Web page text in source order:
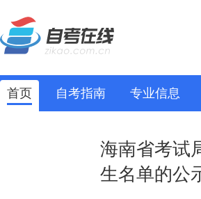
首页 自考指南 专业信息
海南省考试
生名单的公